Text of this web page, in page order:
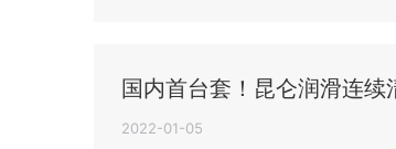
国内首台套！昆仑润滑连
2022-01-05